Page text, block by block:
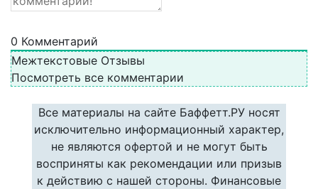
0 Комментарий
Межтекстовые Отзывы
Посмотреть все комментарии
Все материалы на сайте Баффетт.РУ носят
исключительно информационный характер,
не являются офертой и не могут быть
восприняты как рекомендации или призыв
к действию с нашей стороны. Финансовые